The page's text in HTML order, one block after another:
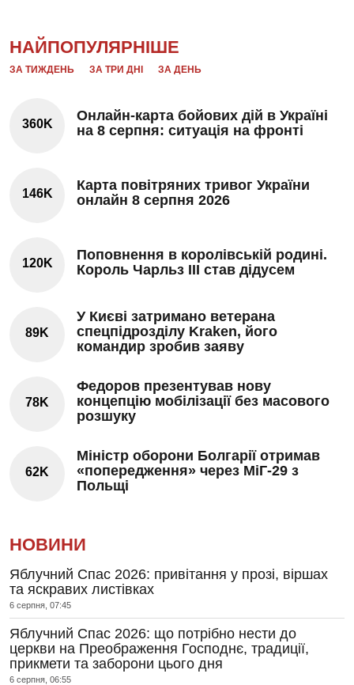
НАЙПОПУЛЯРНІШЕ
ЗА ТИЖДЕНЬ ЗА ТРИ ДНІ ЗА ДЕНЬ
360K
Онлайн-карта бойових дій в Україні
на 8 серпня: ситуація на фронті
146K
Карта повітряних тривог України
онлайн 8 серпня 2026
120K
Поповнення в королівській родині.
Король Чарльз III став дідусем
89K
У Києві затримано ветерана
спецпідрозділу Kraken, його
командир зробив заяву
78K
Федоров презентував нову
концепцію мобілізації без масового
розшуку
62K
Міністр оборони Болгарії отримав
«попередження» через МіГ-29 з
Польщі
НОВИНИ
Яблучний Спас 2026: привітання у прозі, віршах
та яскравих листівках
6 серпня, 07:45
Яблучний Спас 2026: що потрібно нести до
церкви на Преображення Господнє, традиції,
прикмети та заборони цього дня
6 серпня, 06:55